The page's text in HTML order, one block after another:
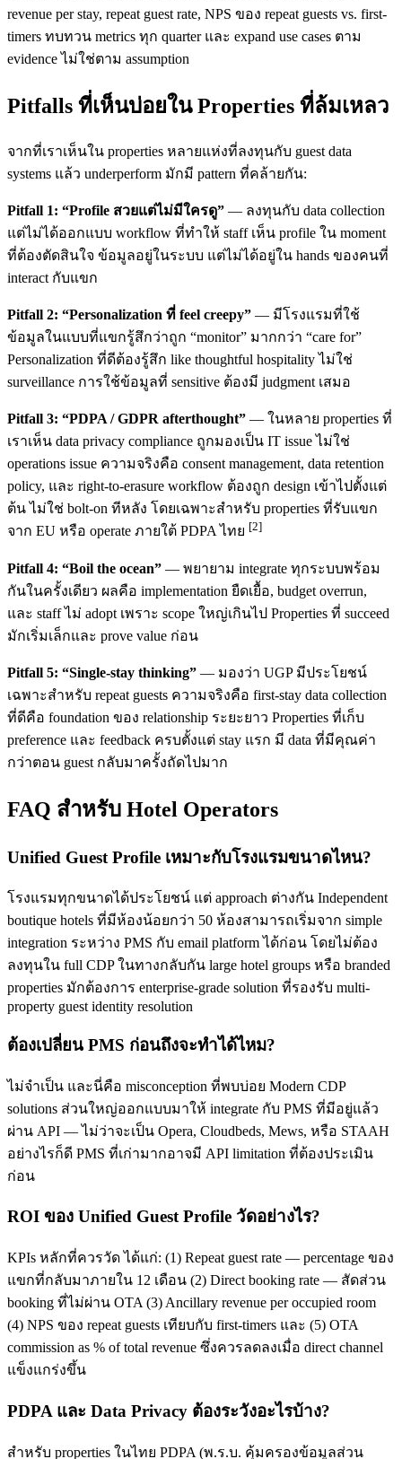
revenue per stay, repeat guest rate, NPS ของ repeat guests vs. first-
timers ทบทวน metrics ทุก quarter และ expand use cases ตาม
evidence ไม่ใช่ตาม assumption
Pitfalls ที่เห็นบ่อยใน Properties ที่ล้มเหลว
จากที่เราเห็นใน properties หลายแห่งที่ลงทุนกับ guest data
systems แล้ว underperform มักมี pattern ที่คล้ายกัน:
Pitfall 1: “Profile สวยแต่ไม่มีใครดู” — ลงทุนกับ data collection
แต่ไม่ได้ออกแบบ workflow ที่ทำให้ staff เห็น profile ใน moment
ที่ต้องตัดสินใจ ข้อมูลอยู่ในระบบ แต่ไม่ได้อยู่ใน hands ของคนที่
interact กับแขก
Pitfall 2: “Personalization ที่ feel creepy” — มีโรงแรมที่ใช้
ข้อมูลในแบบที่แขกรู้สึกว่าถูก “monitor” มากกว่า “care for”
Personalization ที่ดีต้องรู้สึก like thoughtful hospitality ไม่ใช่
surveillance การใช้ข้อมูลที่ sensitive ต้องมี judgment เสมอ
Pitfall 3: “PDPA / GDPR afterthought” — ในหลาย properties ที่
เราเห็น data privacy compliance ถูกมองเป็น IT issue ไม่ใช่
operations issue ความจริงคือ consent management, data retention
policy, และ right-to-erasure workflow ต้องถูก design เข้าไปตั้งแต่
ต้น ไม่ใช่ bolt-on ทีหลัง โดยเฉพาะสำหรับ properties ที่รับแขก
จาก EU หรือ operate ภายใต้ PDPA ไทย [2]
Pitfall 4: “Boil the ocean” — พยายาม integrate ทุกระบบพร้อม
กันในครั้งเดียว ผลคือ implementation ยืดเยื้อ, budget overrun,
และ staff ไม่ adopt เพราะ scope ใหญ่เกินไป Properties ที่ succeed
มักเริ่มเล็กและ prove value ก่อน
Pitfall 5: “Single-stay thinking” — มองว่า UGP มีประโยชน์
เฉพาะสำหรับ repeat guests ความจริงคือ first-stay data collection
ที่ดีคือ foundation ของ relationship ระยะยาว Properties ที่เก็บ
preference และ feedback ครบตั้งแต่ stay แรก มี data ที่มีคุณค่า
กว่าตอน guest กลับมาครั้งถัดไปมาก
FAQ สำหรับ Hotel Operators
Unified Guest Profile เหมาะกับโรงแรมขนาดไหน?
โรงแรมทุกขนาดได้ประโยชน์ แต่ approach ต่างกัน Independent
boutique hotels ที่มีห้องน้อยกว่า 50 ห้องสามารถเริ่มจาก simple
integration ระหว่าง PMS กับ email platform ได้ก่อน โดยไม่ต้อง
ลงทุนใน full CDP ในทางกลับกัน large hotel groups หรือ branded
properties มักต้องการ enterprise-grade solution ที่รองรับ multi-
property guest identity resolution
ต้องเปลี่ยน PMS ก่อนถึงจะทำได้ไหม?
ไม่จำเป็น และนี่คือ misconception ที่พบบ่อย Modern CDP
solutions ส่วนใหญ่ออกแบบมาให้ integrate กับ PMS ที่มีอยู่แล้ว
ผ่าน API — ไม่ว่าจะเป็น Opera, Cloudbeds, Mews, หรือ STAAH
อย่างไรก็ดี PMS ที่เก่ามากอาจมี API limitation ที่ต้องประเมิน
ก่อน
ROI ของ Unified Guest Profile วัดอย่างไร?
KPIs หลักที่ควรวัด ได้แก่: (1) Repeat guest rate — percentage ของ
แขกที่กลับมาภายใน 12 เดือน (2) Direct booking rate — สัดส่วน
booking ที่ไม่ผ่าน OTA (3) Ancillary revenue per occupied room
(4) NPS ของ repeat guests เทียบกับ first-timers และ (5) OTA
commission as % of total revenue ซึ่งควรลดลงเมื่อ direct channel
แข็งแกร่งขึ้น
PDPA และ Data Privacy ต้องระวังอะไรบ้าง?
สำหรับ properties ในไทย PDPA (พ.ร.บ. คุ้มครองข้อมูลส่วน